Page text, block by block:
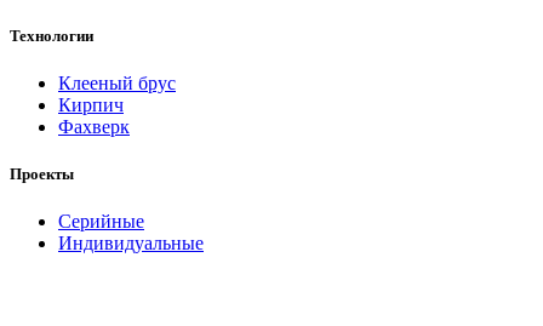
Технологии
Клееный брус
Кирпич
Фахверк
Проекты
Серийные
Индивидуальные